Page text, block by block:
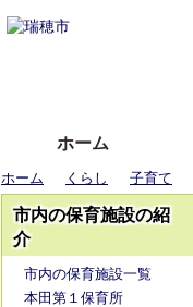
ホーム
ホーム くらし 子育て
市内の保育施設の紹
介
市内の保育施設一覧
本田第１保育所